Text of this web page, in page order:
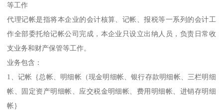
等工作
代理记帐是指将本企业的会计核算、记帐、报税等一系列的会计工
作全部委托给记帐公司完成，本企业只设立出纳人员，负责日常收
支业务和财产保管等工作。
业务包含：
1、记帐｛总帐、明细帐（现金明细帐、银行存款明细帐、三栏明细
帐、固定资产明细帐、应交税金明细帐、费用明细帐、进销存明细
帐｝